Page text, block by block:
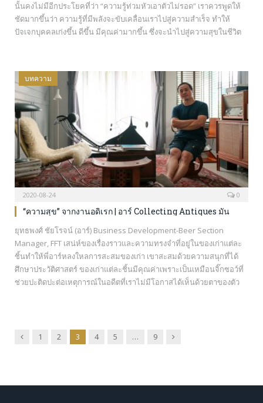
นั้นคงไม่มีอีกประโยคที่ว่า “ความรู้ท่วมหัวเอาตัวไม่รอด” เราควรพูดให้
ชัดมากขึ้นว่า ความรู้ที่มีพลังจะขับเคลื่อนเราไปสู่ความสำเร็จ ทำให้
ปัจเจกบุคคลเก่งขึ้น ดีขึ้น มีคุณค่ามากขึ้น ซึ่งจะนำไปสู่ความสุขในชีวิต
บทความ
2020-08-24 0
“ความสุข” จากงานอดิเรก | อาร์ Collecting Antiques มัน
ชิ้นนั้น
ยุทธพงศ์ ชัยโรจน์ (อาร์) Business Development-Beer Section
Manager, FFT เสน่ห์ของเรื่องราวและความทรงจำที่อยู่ในของเก่าแต่ละ
ชิ้นทำให้พี่อาร์หลงใหลการสะสมของเก่า เขาสะสมด้วยความสนุกที่ได้
ศึกษาประวัติศาสตร์ ของเก่าแต่ละชิ้นมีคุณค่าเพราะเป็นเหมือนจิ๊กซอว์ที่
ช่วยปะติดปะต่อเหตุการณ์ในอดีตที่เราไม่มีโอกาสได้เห็นด้วยตาของตัว
ชิ้นแรกของพี่อาร์เป็นกล้อง Canon AE-1…
Previous
1 2 3 4 5 … 9 Next